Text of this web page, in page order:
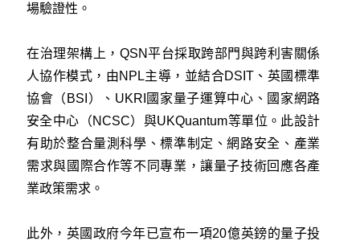
場驗證性。
在治理架構上，QSN平台採取跨部門與跨利害關係
人協作模式，由NPL主導，並結合DSIT、英國標準
協會（BSI）、UKRI國家量子運算中心、國家網路
安全中心（NCSC）與UKQuantum等單位。此設計
有助於整合量測科學、標準制定、網路安全、產業
需求與國際合作等不同專業，讓量子技術回應各產
業政策需求。
此外，英國政府今年已宣布一項20億英鎊的量子投